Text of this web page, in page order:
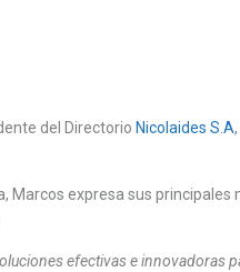
del Directorio Nicolaides S.A,
Marcos expresa sus
efectivas e innovadoras